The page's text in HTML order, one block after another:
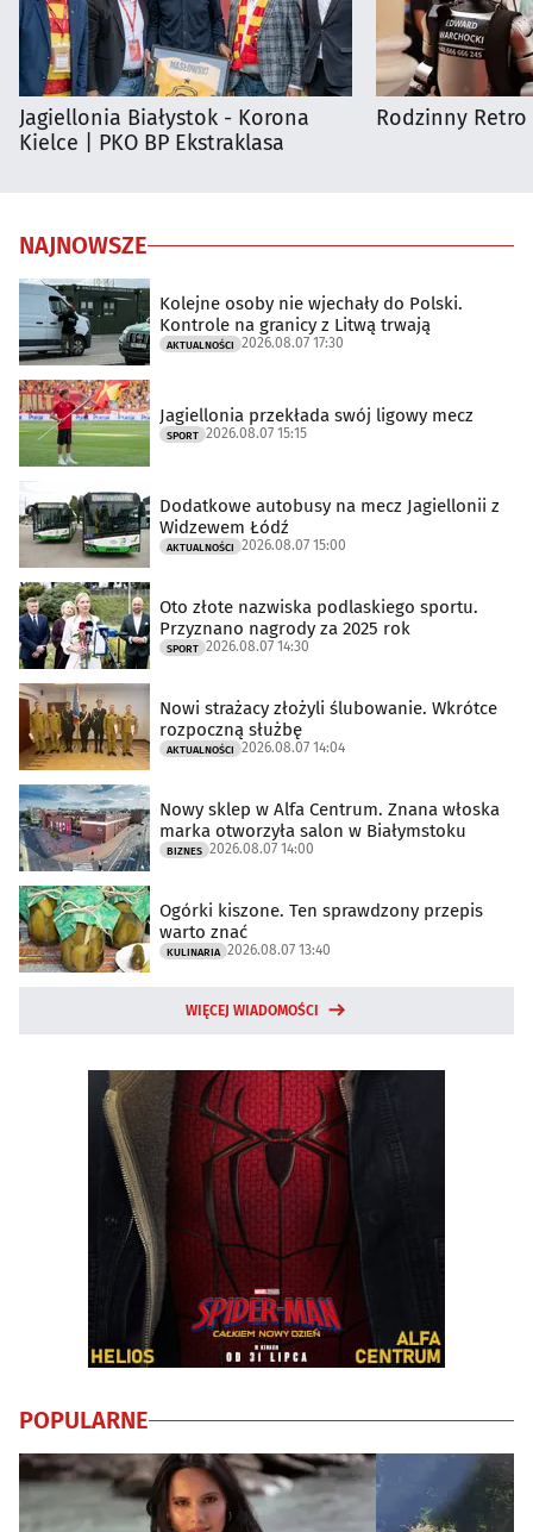
Jagiellonia Białystok - Korona
Kielce | PKO BP Ekstraklasa
Rodzinny Retro
NAJNOWSZE
Kolejne osoby nie wjechały do Polski.
Kontrole na granicy z Litwą trwają
AKTUALNOŚCI 2026.08.07 17:30
Jagiellonia przekłada swój ligowy mecz
SPORT 2026.08.07 15:15
Dodatkowe autobusy na mecz Jagiellonii z
Widzewem Łódź
AKTUALNOŚCI 2026.08.07 15:00
Oto złote nazwiska podlaskiego sportu.
Przyznano nagrody za 2025 rok
SPORT 2026.08.07 14:30
Nowi strażacy złożyli ślubowanie. Wkrótce
rozpoczną służbę
AKTUALNOŚCI 2026.08.07 14:04
Nowy sklep w Alfa Centrum. Znana włoska
marka otworzyła salon w Białymstoku
BIZNES 2026.08.07 14:00
Ogórki kiszone. Ten sprawdzony przepis
warto znać
KULINARIA 2026.08.07 13:40
WIĘCEJ WIADOMOŚCI
POPULARNE